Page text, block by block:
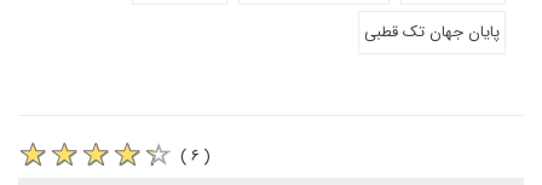
پایان جهان تک قطبی
( ۶ )